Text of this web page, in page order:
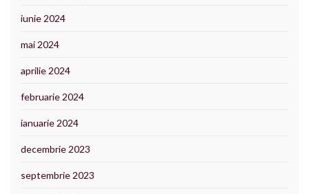
iunie 2024
mai 2024
aprilie 2024
februarie 2024
ianuarie 2024
decembrie 2023
septembrie 2023